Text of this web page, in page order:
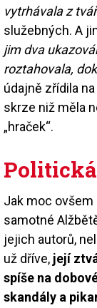
vytrhávala z
služebných. A
jim dva
roztahovala,
údajně zřídila
skrze niž měla
„hraček“.
Jak moc
samotné
jejich autorů,
už dříve, její
spíše na
skandály a